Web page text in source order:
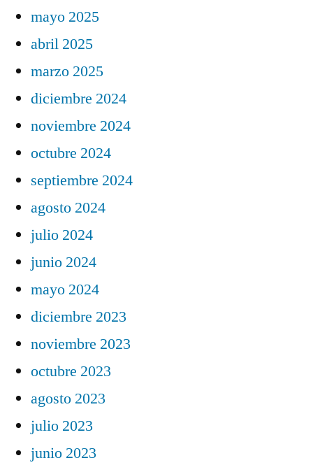
mayo 2025
abril 2025
marzo 2025
diciembre 2024
noviembre 2024
octubre 2024
septiembre 2024
agosto 2024
julio 2024
junio 2024
mayo 2024
diciembre 2023
noviembre 2023
octubre 2023
agosto 2023
julio 2023
junio 2023